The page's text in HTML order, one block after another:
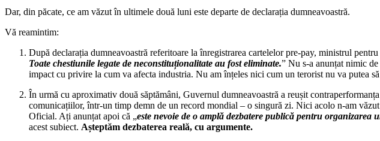
Dar, din păcate, ce am văzut în ultimele două luni este departe de declarația dumneavoastră.
Vă reamintim:
După declarația dumneavoastră referitoare la înregistrarea cartelelor pre-pay, ministrul
Toate chestiunile legate de neconstituționalitate au fost eliminate.” Nu s-a anunțat nimic
impact cu privire la cum va afecta industria. Nu am înțeles nici cum un terorist nu va putea
În urmă cu aproximativ două săptămâni, Guvernul dumneavoastră a reușit
comunicațiilor, într-un timp demn de un record mondial – o singură zi. Nici acolo n-am
Oficial. Ați anunțat apoi că „este nevoie de o amplă dezbatere publică pentru
acest subiect. Așteptăm dezbaterea reală, cu argumente.